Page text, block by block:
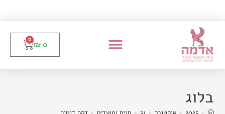
₪ 0
0
בלוג